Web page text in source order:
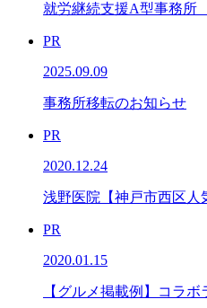
就労継続支援A型事務所
PR
2025.09.09
事務所移転のお知らせ
PR
2020.12.24
浅野医院【神戸市西区人
PR
2020.01.15
【グルメ掲載例】コラボ